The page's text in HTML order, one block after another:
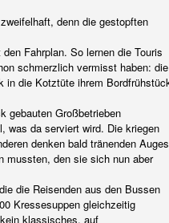
denn die gestopften
Fahrplan. So lernen die Touris
schmerzlich vermisst haben: die
in die Kotztüte ihrem
gebauten Großbetrieben
was da serviert wird. Die kriegen
denken bald tränenden Auges
mussten, den sie sich nun aber
die Reisenden aus den Bussen
Kressesuppen gleichzeitig
klassisches, auf